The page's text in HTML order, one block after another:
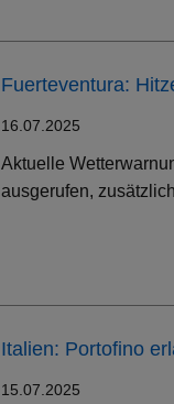
Fuerteventura:
16.07.2025
Aktuelle
ausgerufen,
Italien: Portofino
15.07.2025